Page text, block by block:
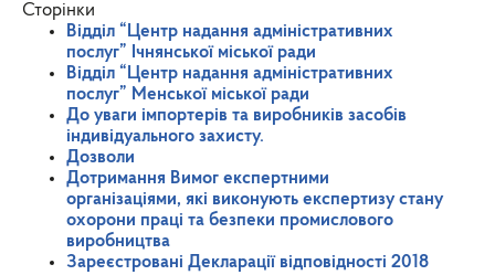
Сторінки
Відділ “Центр надання адміністративних
послуг” Ічнянської міської ради
Відділ “Центр надання адміністративних
послуг” Менської міської ради
До уваги імпортерів та виробників засобів
індивідуального захисту.
Дозволи
Дотримання Вимог експертними
організаціями, які виконують експертизу стану
охорони праці та безпеки промислового
виробництва
Зареєстровані Декларації відповідності 2018